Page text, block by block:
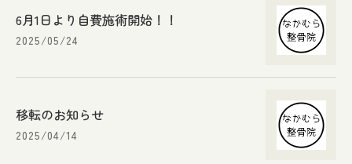
6月1日より自費施術開始！！
2025/05/24
移転のお知らせ
2025/04/14